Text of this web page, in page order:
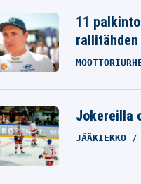
11
Jokereilla
JÄÄKIEKKO